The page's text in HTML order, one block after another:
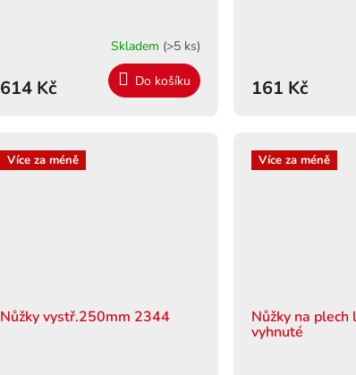
Skladem (>5 ks)
614 Kč Do košíku 161 Kč
Více za méně
Nůžky vystř.250mm 2344
Více za méně
Nůžky na
vyhnuté